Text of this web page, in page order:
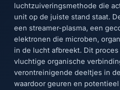
luchtzuiveringsmethode die
unit op de juiste stand staat.
een streamer-plasma, een
elektronen die microben,
in de lucht afbreekt. Dit
vluchtige organische
verontreinigende deeltjes in
waardoor geuren en